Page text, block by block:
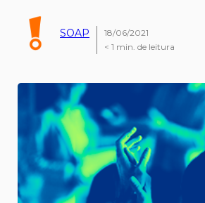
SOAP
18/06/2021
< 1 min. de leitura